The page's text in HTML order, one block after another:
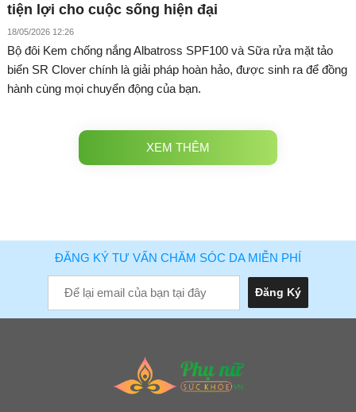
tiện lợi cho cuộc sống hiện đại
18/05/2026 12:26
Bộ đôi Kem chống nắng Albatross SPF100 và Sữa rửa mặt tảo
biển SR Clover chính là giải pháp hoàn hảo, được sinh ra để đồng
hành cùng mọi chuyển động của bạn.
XEM THÊM
ĐĂNG KÝ TƯ VẤN CHĂM SÓC DA MIỄN PHÍ